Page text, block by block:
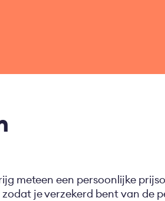
meteen een persoonlijke
je verzekerd bent van de